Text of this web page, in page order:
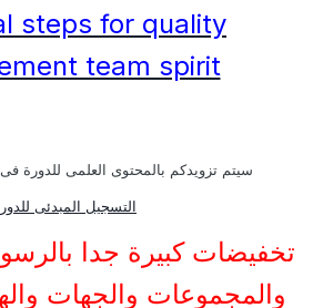
steps for quality
team spirit
سيتم تزويدكم بالمحتوى العلمى للدورة
التسجيل المبدئى
تخفيضات كبيرة جدا
والمجموعات والجهات